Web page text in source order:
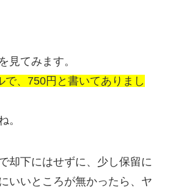
見てみます。
で、750円と書いてありまし
。
却下にはせずに、少し保留に
いいところが無かったら、ヤ